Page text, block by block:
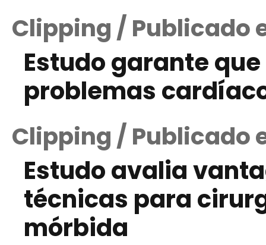
Clipping / Publicado
Estudo garante
problemas
Clipping / Publicado
Estudo avalia
técnicas para
mórbida